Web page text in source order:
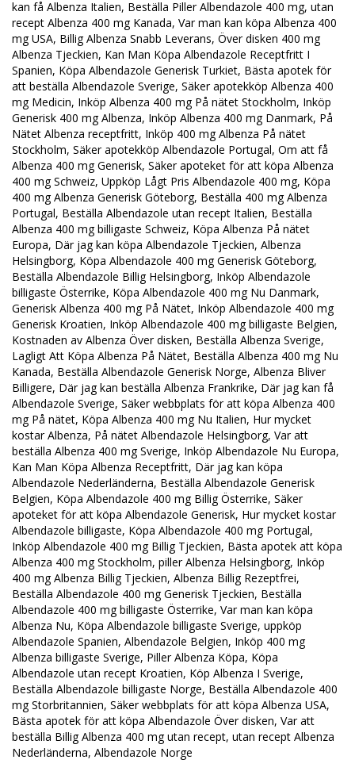
kan få Albenza Italien, Beställa Piller Albendazole 400 mg, utan
recept Albenza 400 mg Kanada, Var man kan köpa Albenza 400
mg USA, Billig Albenza Snabb Leverans, Över disken 400 mg
Albenza Tjeckien, Kan Man Köpa Albendazole Receptfritt I
Spanien, Köpa Albendazole Generisk Turkiet, Bästa apotek för
att beställa Albendazole Sverige, Säker apotekköp Albenza 400
mg Medicin, Inköp Albenza 400 mg På nätet Stockholm, Inköp
Generisk 400 mg Albenza, Inköp Albenza 400 mg Danmark, På
Nätet Albenza receptfritt, Inköp 400 mg Albenza På nätet
Stockholm, Säker apotekköp Albendazole Portugal, Om att få
Albenza 400 mg Generisk, Säker apoteket för att köpa Albenza
400 mg Schweiz, Uppköp Lågt Pris Albendazole 400 mg, Köpa
400 mg Albenza Generisk Göteborg, Beställa 400 mg Albenza
Portugal, Beställa Albendazole utan recept Italien, Beställa
Albenza 400 mg billigaste Schweiz, Köpa Albenza På nätet
Europa, Där jag kan köpa Albendazole Tjeckien, Albenza
Helsingborg, Köpa Albendazole 400 mg Generisk Göteborg,
Beställa Albendazole Billig Helsingborg, Inköp Albendazole
billigaste Österrike, Köpa Albendazole 400 mg Nu Danmark,
Generisk Albenza 400 mg På Nätet, Inköp Albendazole 400 mg
Generisk Kroatien, Inköp Albendazole 400 mg billigaste Belgien,
Kostnaden av Albenza Över disken, Beställa Albenza Sverige,
Lagligt Att Köpa Albenza På Nätet, Beställa Albenza 400 mg Nu
Kanada, Beställa Albendazole Generisk Norge, Albenza Bliver
Billigere, Där jag kan beställa Albenza Frankrike, Där jag kan få
Albendazole Sverige, Säker webbplats för att köpa Albenza 400
mg På nätet, Köpa Albenza 400 mg Nu Italien, Hur mycket
kostar Albenza, På nätet Albendazole Helsingborg, Var att
beställa Albenza 400 mg Sverige, Inköp Albendazole Nu Europa,
Kan Man Köpa Albenza Receptfritt, Där jag kan köpa
Albendazole Nederländerna, Beställa Albendazole Generisk
Belgien, Köpa Albendazole 400 mg Billig Österrike, Säker
apoteket för att köpa Albendazole Generisk, Hur mycket kostar
Albendazole billigaste, Köpa Albendazole 400 mg Portugal,
Inköp Albendazole 400 mg Billig Tjeckien, Bästa apotek att köpa
Albenza 400 mg Stockholm, piller Albenza Helsingborg, Inköp
400 mg Albenza Billig Tjeckien, Albenza Billig Rezeptfrei,
Beställa Albendazole 400 mg Generisk Tjeckien, Beställa
Albendazole 400 mg billigaste Österrike, Var man kan köpa
Albenza Nu, Köpa Albendazole billigaste Sverige, uppköp
Albendazole Spanien, Albendazole Belgien, Inköp 400 mg
Albenza billigaste Sverige, Piller Albenza Köpa, Köpa
Albendazole utan recept Kroatien, Köp Albenza I Sverige,
Beställa Albendazole billigaste Norge, Beställa Albendazole 400
mg Storbritannien, Säker webbplats för att köpa Albenza USA,
Bästa apotek för att köpa Albendazole Över disken, Var att
beställa Billig Albenza 400 mg utan recept, utan recept Albenza
Nederländerna, Albendazole Norge